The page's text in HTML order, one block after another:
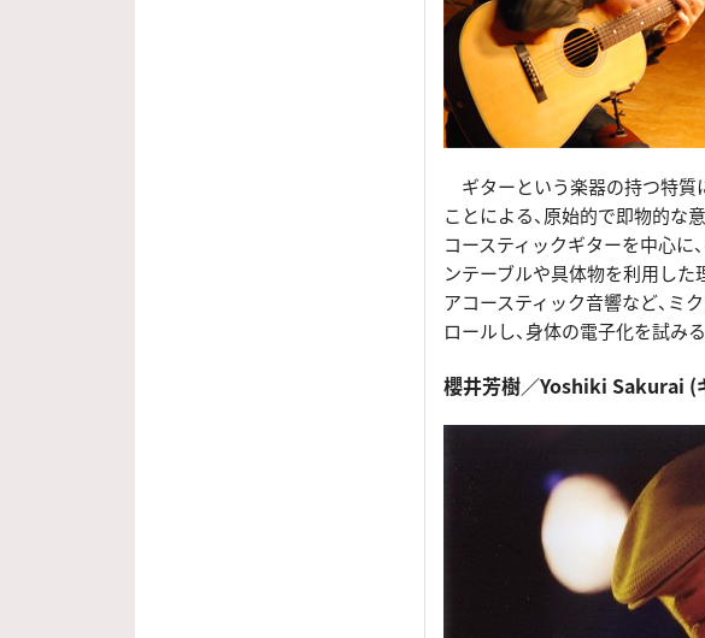
ギターという楽器の持つ特質
ことによる、原始的で即物的な
コースティックギターを中心に
ンテーブルや具体物を利用し
アコースティック音響など、ミ
ロールし、身体の電子化を試みる
櫻井芳樹／Yoshiki Sakurai (